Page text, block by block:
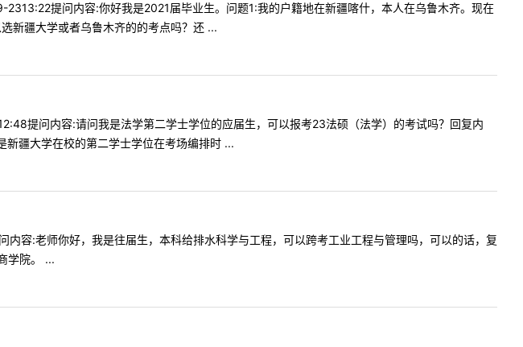
提问内容:你好我是2021届毕业生。问题1:我的户籍地在新疆喀什，本人在乌鲁木齐。现在
新疆大学或者乌鲁木齐的的考点吗？还 ...
提问内容:请问我是法学第二学士学位的应届生，可以报考23法硕（法学）的考试吗？回复内
疆大学在校的第二学士学位在考场编排时 ...
容:老师你好，我是往届生，本科给排水科学与工程，可以跨考工业工程与管理吗，可以的话，复
学院。 ...